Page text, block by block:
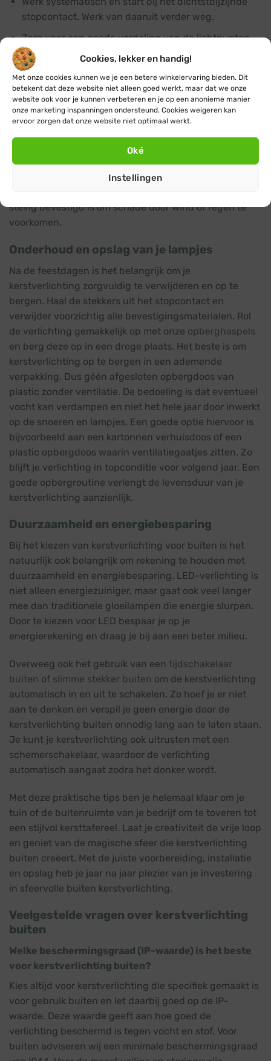
Cookies, lekker en handig!
Met onze cookies kunnen we je een betere winkelervaring bieden. Dit
betekent dat deze website niet alleen goed werkt, maar dat we onze
website ook voor je kunnen verbeteren en je op een anonieme manier
onze marketing inspanningen ondersteund. Cookies weigeren kan
ervoor zorgen dat onze website niet optimaal werkt.
Oké
Instellingen
stopcontact. Werk van daaruit verder weg.
Zorg voor een goede verdeling van de lichtpunten
voor een mooi en evenwichtig effect.
Bescherm stopcontacten en stekkers tegen vocht
met speciale afdekkingen zoals een stekkerdoos voor
buiten.
installeren van kerstverlichting buiten. Gebruik daarom
voor buiten ook alleen maar minimaal IP44
kerstverlichting en accessoires zoals bijvoorbeeld een
stevig bevestigd is om schade door wind of regen te
voorkomen.
Onderhoud en opslag van je lampjes
Na de feestdagen is het belangrijk om je
kerstverlichting zorgvuldig te verwijderen en op te
bergen. Haal de stekkers uit het stopcontact en
verwijder voorzichtig alle bevestigingsmaterialen. Rol
de verlichting gemakkelijk op met onze opberghaspels
en berg deze op in een droge plaats. Het beste is om
kerstverlichting op te bergen in een ademende
verpakking. Dus géén afgesloten opbergdoos van
plastic zonder ventilatie. De bedoeling is dat eventueel
vocht kan verdampen en niet het hele jaar door inwerkt
op de snoeren en lampjes. Een goede optie hiervoor is
bijvoorbeeld aan een kartonnen verhuisdoos of een
plastic opbergdoos waarin ventilatiegaatjes zitten. Zo
blijft je verlichting in topconditie voor volgend jaar. Een
goede opbergroutine verlengt de levensduur van je
kerstverlichting aanzienlijk.
Duurzaamheid en energiebesparing
Bij het kiezen van kerstverlichting voor buiten is het
natuurlijk ook belangrijk om rekening te houden met
duurzaamheid en energiebesparing. LED-verlichting is
niet alleen energiezuiniger, maar gaat ook veel langer
mee dan traditionele gloeilampen die energie slurpen.
Door te kiezen voor LED bespaar je op je
energierekening en draag je bij aan een beter milieu.
Overweeg ook het gebruik van een tijdschakelaar
buiten of slimme stekker buiten om de kerstverlichting
automatisch in en uit te schakelen. Zo hoef je er niet
aan te denken en verspil je geen energie door de
kerstverlichting buiten onnodig lang aan te laten staan.
Je kunt je kerstverlichting ook uitrusten met een
schemerschakelaar, waardoor de verlichting
automatisch aangaat zodra het donker wordt.
Met deze praktische tips ben je helemaal klaar om je
tuin of de buitenruimte van je bedrijf om te toveren tot
een stijlvol kersttafereel. Laat je creativiteit de vrije loop
en geniet van de magische sfeer die kerstverlichting
buiten creëert. Met de juiste voorbereiding, installatie
en opslag heb je jaar na jaar plezier van je investering
in sfeervolle buiten kerstverlichting.
Veelgestelde vragen over kerstverlichting
buiten
Welke beschermingsgraad (IP-waarde) is het beste
voor kerstverlichting buiten?
Kies altijd voor kerstverlichting die specifiek gemaakt is
voor gebruik buiten en let daarbij goed op de IP-
waarde. Deze waarde geeft aan hoe goed de
verlichting beschermd is tegen vocht en stof. Voor
buiten adviseren wij een minimale beschermingsgraad